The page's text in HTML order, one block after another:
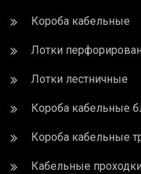
Короба кабельные
Лотки
Лотки лестничные
Короба кабельные
Короба кабельные
Кабельные